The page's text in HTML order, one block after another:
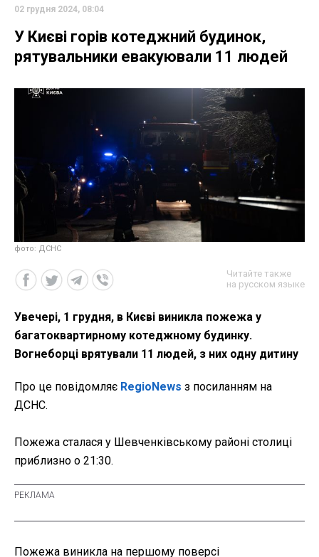
02 грудня 2024, 08:04
У Києві горів котеджний будинок,
рятувальники евакуювали 11 людей
фото: ДСНС
Читайте также
на русском языке
Увечері, 1 грудня, в Києві виникла пожежа у
багатоквартирному котеджному будинку.
Вогнеборці врятували 11 людей, з них одну дитину
Про це повідомляє RegioNews з посиланням на
ДСНС.
Пожежа сталася у Шевченківському районі столиці
приблизно о 21:30.
Пожежа виникла на першому поверсі